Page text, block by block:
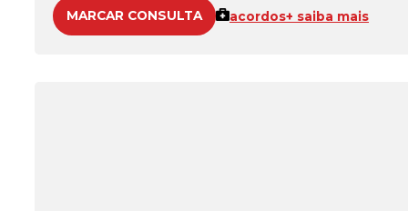
MARCAR CONSULTA acordos+ saiba mais